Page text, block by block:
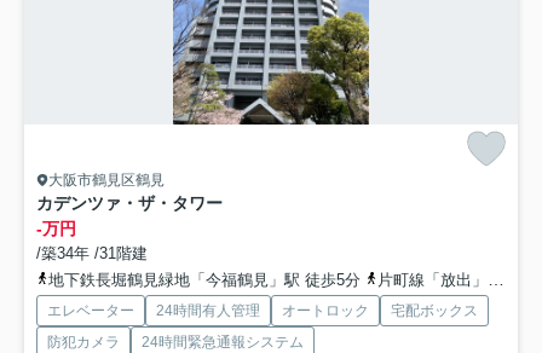
大阪市鶴見区鶴見
カデンツァ・ザ・タワー
-万円
/築34年 /31階建
地下鉄長堀鶴見緑地「今福鶴見」駅 徒歩5分
片町線「放出」駅 徒歩23分
エレベーター 24時間有人管理 オートロック
宅配ボックス
防犯カメラ
24時間緊急通報システム